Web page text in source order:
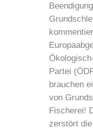
Partei
brauchen
von
Fischerei!
zerstört